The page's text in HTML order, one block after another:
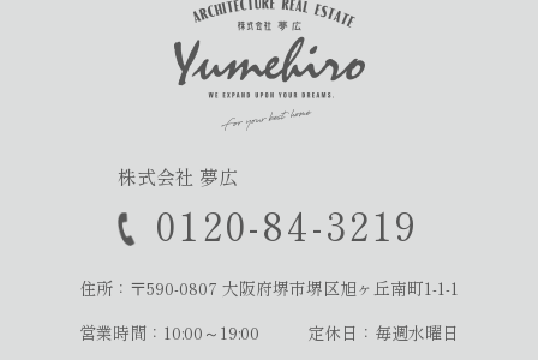
株式会社 夢広
0120-84-3219
住所：〒590-0807 大阪府堺市堺区旭ヶ丘南町1-1-1
営業時間：10:00～19:00
定休日：毎週水曜日